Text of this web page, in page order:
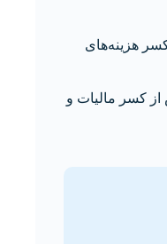
هزینه‌های
کسر مالیات و